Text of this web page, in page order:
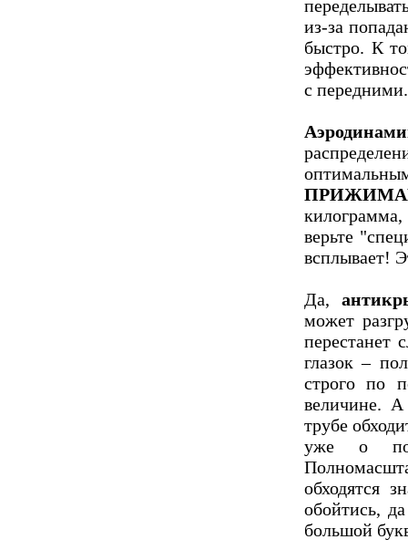
из-за
быстро. К
с передними.
верьте
всплывает!
Да,
может
перестанет
глазок –
строго по
величине.
трубе
уже о
обходятся
обойтись,
большой